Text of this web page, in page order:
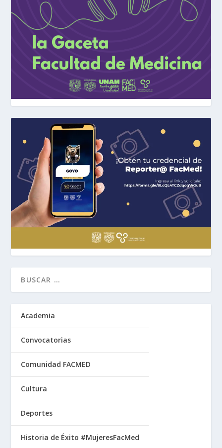
Academia
Convocatorias
Comunidad FACMED
Cultura
Deportes
Historia de Éxito #MujeresFacMed